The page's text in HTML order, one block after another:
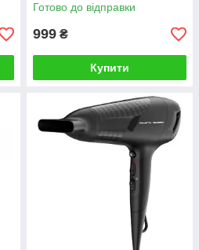
Готово до відправки
999 ₴
Купити